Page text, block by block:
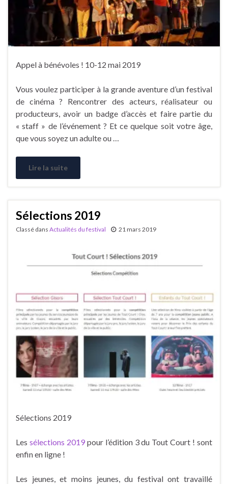
Appel à bénévoles ! 10-12 mai 2019
Vous voulez participer à la grande aventure d’un festival
de cinéma ? Rencontrer des acteurs, réalisateur ou
producteurs, avoir un badge d’accès et faire partie du
« staff » de l’événement ? Et ce quelque soit votre âge,
que vous soyez un adulte ou …
Lire la suite
Sélections 2019
Classé dans Actualités du festival 21 mars 2019
Sélections 2019
Les sélections 2019pour l’édition 3 du Tout Court ! sont
enfin en ligne !
Les jeunes, et moins jeunes, du festival ont travaillé